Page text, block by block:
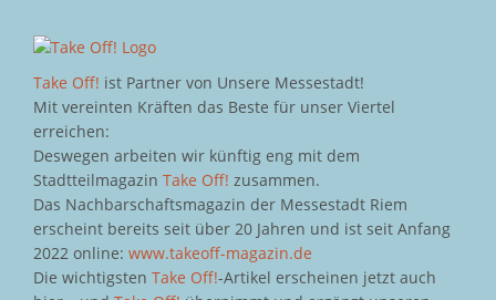
Take Off! ist Partner von Unsere Messestadt!
Mit vereinten Kräften das Beste für unser Viertel
erreichen:
Deswegen arbeiten wir künftig eng mit dem
Stadtteilmagazin Take Off! zusammen.
Das Nachbarschaftsmagazin der Messestadt Riem
erscheint bereits seit über 20 Jahren und ist seit Anfang
2022 online: www.takeoff-magazin.de
Die wichtigsten Take Off!-Artikel erscheinen jetzt auch